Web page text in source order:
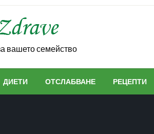
вашето семейство
ДИЕТИ ОТСЛАБВАНЕ РЕЦЕПТИ